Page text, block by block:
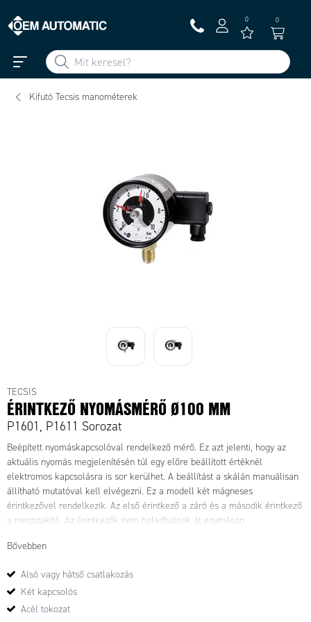
0 0
Kifutó Tecsis manométerek
TECSIS
ÉRINTKEZŐ NYOMÁSMÉRŐ Ø100 MM
P1601, P1611 Sorozat
Beépített nyomáskapcsolóval rendelkező mérő. Ez azt jelenti, hogy az
aktuális nyomás megjelenítésén túl egy előre beállított értéknél
elektromos kapcsolásra is sor kerülhet. A beállítást a skálán manuálisan
állítható mutatóval kell elvégezni. Ez a modell két mágneses
érintkezővel rendelkezik. Az első érintkező a záró és a második érintkező
a megszakító. Az érintkezők nem haladhatnak át egymáson.
Bővebben
Alsó vagy hátső csatlakozás
Két kapcsolós
Acél tokozat